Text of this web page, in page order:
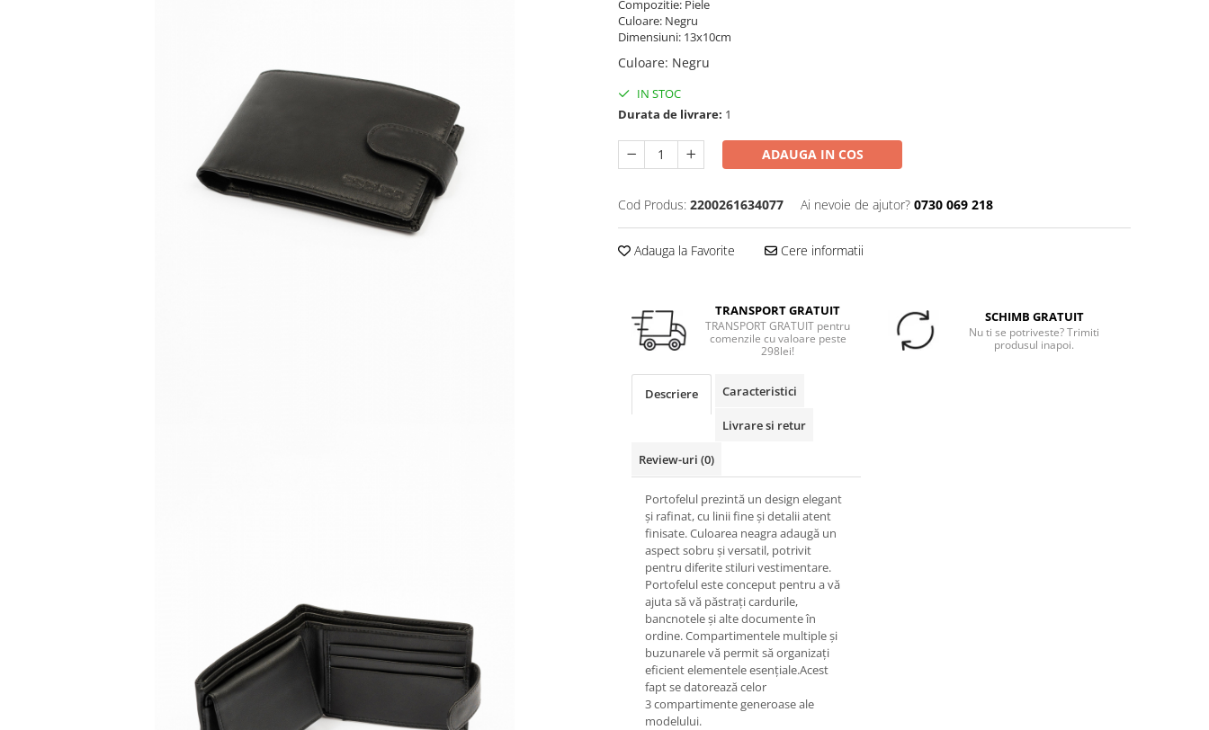
Compozitie: Piele
Culoare: Negru
Dimensiuni: 13x10cm
Culoare: Negru
IN STOC
Durata de livrare: 1
ADAUGA IN COS
Cod Produs: 2200261634077 Ai nevoie de ajutor? 0730 069 218
Adauga la Favorite Cere informatii
TRANSPORT GRATUIT
TRANSPORT GRATUIT pentru
comenzile cu valoare peste
298lei!
SCHIMB GRATUIT
Nu ti se potriveste? Trimiti
produsul inapoi.
Descriere Caracteristici
Livrare si retur
Review-uri (0)
Portofelul prezintă un design elegant
și rafinat, cu linii fine și detalii atent
finisate. Culoarea neagra adaugă un
aspect sobru și versatil, potrivit
pentru diferite stiluri vestimentare.
Portofelul este conceput pentru a vă
ajuta să vă păstrați cardurile,
bancnotele și alte documente în
ordine. Compartimentele multiple și
buzunarele vă permit să organizați
eficient elementele esențiale.Acest
fapt se datorează celor
3 compartimente generoase ale
modelului.